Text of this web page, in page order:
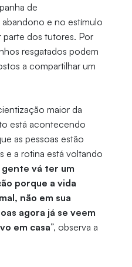
de
e no estímulo
parte dos tutores. Por
resgatados podem
a compartilhar um
maior da
está acontecendo
as pessoas estão
e a rotina está voltando
vá ter um
porque a vida
não em sua
agora já se veem
em casa”, observa a